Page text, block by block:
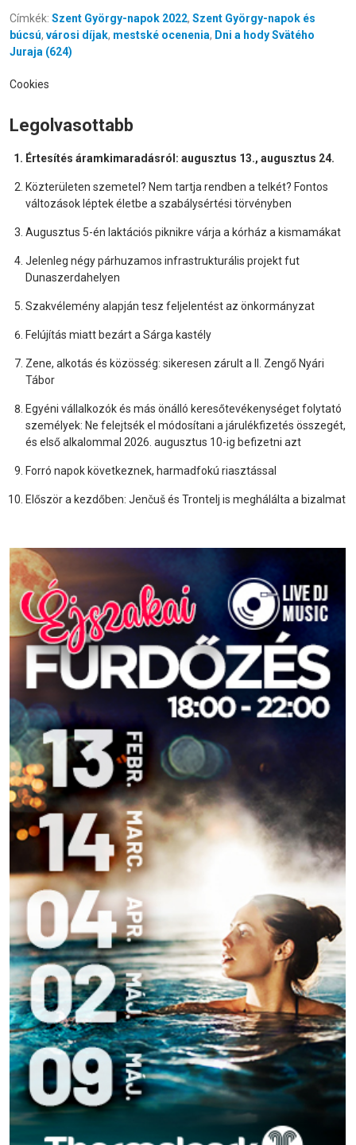
Címkék: Szent György-napok 2022, Szent György-napok és
búcsú, városi díjak, mestské ocenenia, Dni a hody Svätého
Juraja (624)
Cookies
Legolvasottabb
Értesítés áramkimaradásról: augusztus 13., augusztus 24.
Közterületen szemetel? Nem tartja rendben a telkét? Fontos
változások léptek életbe a szabálysértési törvényben
Augusztus 5-én laktációs piknikre várja a kórház a kismamákat
Jelenleg négy párhuzamos infrastrukturális projekt fut
Dunaszerdahelyen
Szakvélemény alapján tesz feljelentést az önkormányzat
Felújítás miatt bezárt a Sárga kastély
Zene, alkotás és közösség: sikeresen zárult a II. Zengő Nyári
Tábor
Egyéni vállalkozók és más önálló keresőtevékenységet folytató
személyek: Ne felejtsék el módosítani a járulékfizetés összegét,
és első alkalommal 2026. augusztus 10-ig befizetni azt
Forró napok következnek, harmadfokú riasztással
Először a kezdőben: Jenčuš és Trontelj is meghálálta a bizalmat